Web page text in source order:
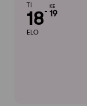
TI
18
ELO
KE
19